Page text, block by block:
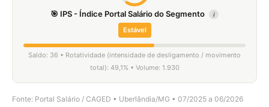
🎯 IPS - Índice Portal Salário do Segmento i
Estável
Saldo: 36 • Rotatividade (intensidade de desligamento / movimento
total): 49,1% • Volume: 1.930
Fonte: Portal Salário / CAGED • Uberlândia/MG • 07/2025 a 06/2026